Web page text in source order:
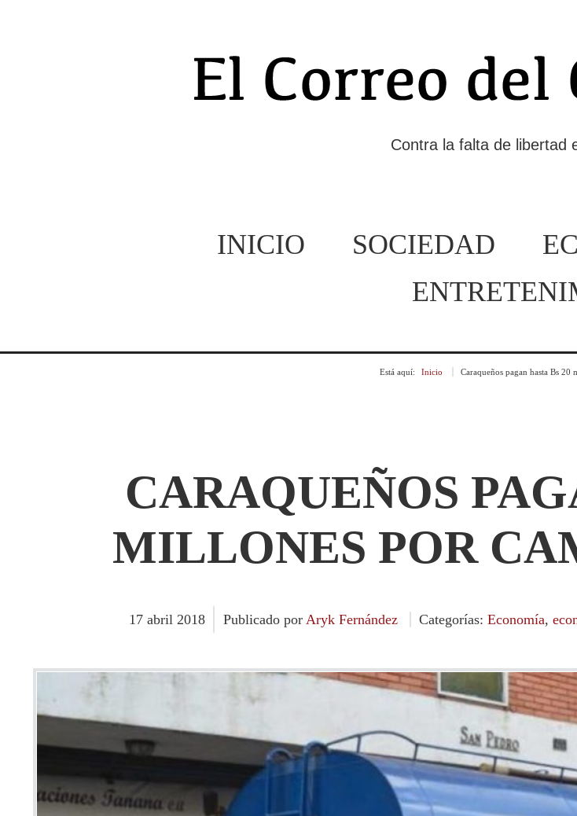
Contra la falta de libertad
INICIO SOCIEDAD
Está aquí: Inicio Caraqueños pagan hasta Bs 20
CARAQUEÑOS
MILLONES POR
17 abril 2018 Publicado por Aryk Fernández Categorías: Economía,